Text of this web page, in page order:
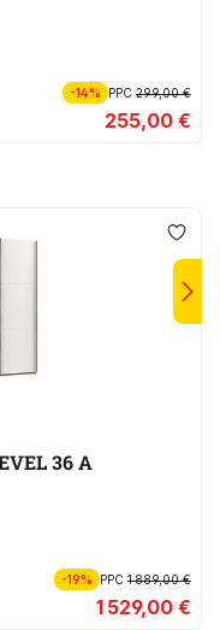
-14% PPC299,00 €
255,00 €
36 A
-19% PPC1 889,00 €
1 529,00 €